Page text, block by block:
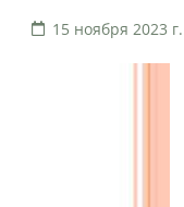
15 ноября 2023 г.